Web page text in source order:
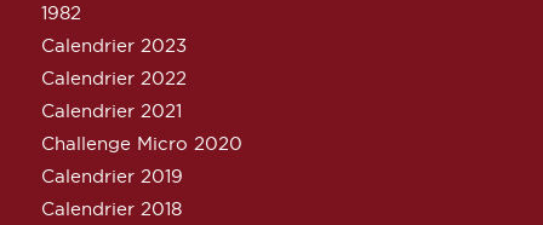
1982
Calendrier 2023
Calendrier 2022
Calendrier 2021
Challenge Micro 2020
Calendrier 2019
Calendrier 2018